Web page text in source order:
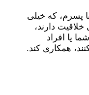
پسرم، که خیلی
دارند،
یا افراد
همکاری کند.